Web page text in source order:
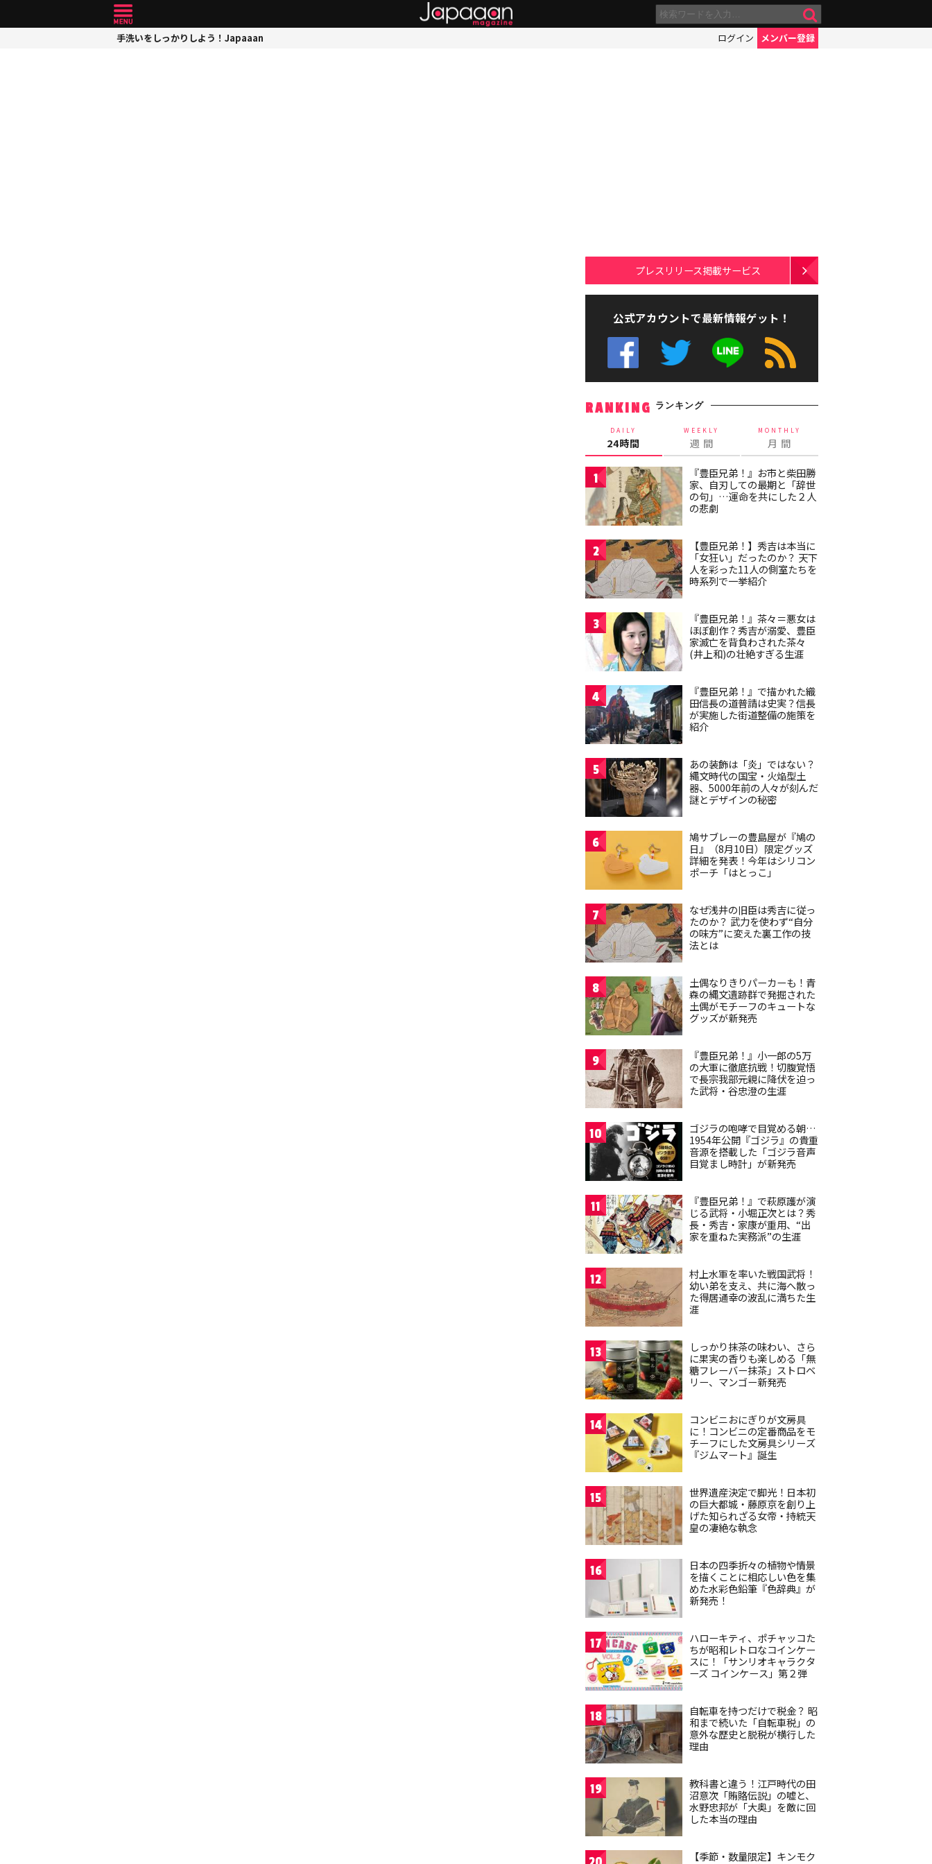
手洗いをしっかりしよう！Japaaan ログイン メンバー登録
プレスリリース掲載サービス
公式アカウントで最新情報ゲット！
RANKING ランキング
DAILY
24時間
WEEKLY
週 間
MONTHLY
月 間
1
『豊臣兄弟！』お市と柴田勝
家、自刃しての最期と「辞世
の句」…運命を共にした２人
の悲劇
2
【豊臣兄弟！】秀吉は本当に
「女狂い」だったのか？ 天下
人を彩った11人の側室たちを
時系列で一挙紹介
3
『豊臣兄弟！』茶々＝悪女は
ほぼ創作？秀吉が溺愛、豊臣
家滅亡を背負わされた茶々
(井上和)の壮絶すぎる生涯
4
『豊臣兄弟！』で描かれた織
田信長の道普請は史実？信長
が実施した街道整備の施策を
紹介
5
あの装飾は「炎」ではない？
縄文時代の国宝・火焔型土
器、5000年前の人々が刻んだ
謎とデザインの秘密
6
鳩サブレーの豊島屋が『鳩の
日』（8月10日）限定グッズ
詳細を発表！今年はシリコン
ポーチ「はとっこ」
7
なぜ浅井の旧臣は秀吉に従っ
たのか？ 武力を使わず“自分
の味方”に変えた裏工作の技
法とは
8
土偶なりきりパーカーも！青
森の縄文遺跡群で発掘された
土偶がモチーフのキュートな
グッズが新発売
9
『豊臣兄弟！』小一郎の5万
の大軍に徹底抗戦！切腹覚悟
で長宗我部元親に降伏を迫っ
た武将・谷忠澄の生涯
10
ゴジラの咆哮で目覚める朝…
1954年公開『ゴジラ』の貴重
音源を搭載した「ゴジラ音声
目覚まし時計」が新発売
11
『豊臣兄弟！』で萩原護が演
じる武将・小堀正次とは？秀
長・秀吉・家康が重用、“出
家を重ねた実務派”の生涯
12
村上水軍を率いた戦国武将！
幼い弟を支え、共に海へ散っ
た得居通幸の波乱に満ちた生
涯
13
しっかり抹茶の味わい、さら
に果実の香りも楽しめる「無
糖フレーバー抹茶」ストロベ
リー、マンゴー新発売
14
コンビニおにぎりが文房具
に！コンビニの定番商品をモ
チーフにした文房具シリーズ
『ジムマート』誕生
15
世界遺産決定で脚光！日本初
の巨大都城・藤原京を創り上
げた知られざる女帝・持統天
皇の凄絶な執念
16
日本の四季折々の植物や情景
を描くことに相応しい色を集
めた水彩色鉛筆『色辞典』が
新発売！
17
ハローキティ、ポチャッコた
ちが昭和レトロなコインケー
スに！「サンリオキャラクタ
ーズ コインケース」第２弾
18
自転車を持つだけで税金？ 昭
和まで続いた「自転車税」の
意外な歴史と脱税が横行した
理由
19
教科書と違う！江戸時代の田
沼意次「賄賂伝説」の嘘と、
水野忠邦が「大奥」を敵に回
した本当の理由
【季節・数量限定】キンモク